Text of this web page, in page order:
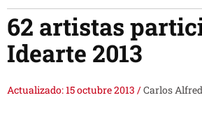
62 artistas
Idearte 2013
Actualizado: 15 octubre 2013 /Carlos